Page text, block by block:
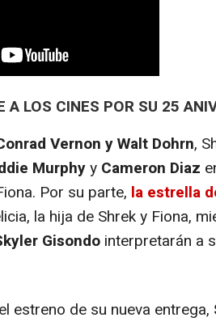
A LOS CINES POR SU 25
Vernon y Walt Dohrn,
Murphyy Cameron Diaz
Por su parte, la estrella
la hija de Shrek y Fiona,
Gisondo interpretarán a
estreno de su nueva entrega,